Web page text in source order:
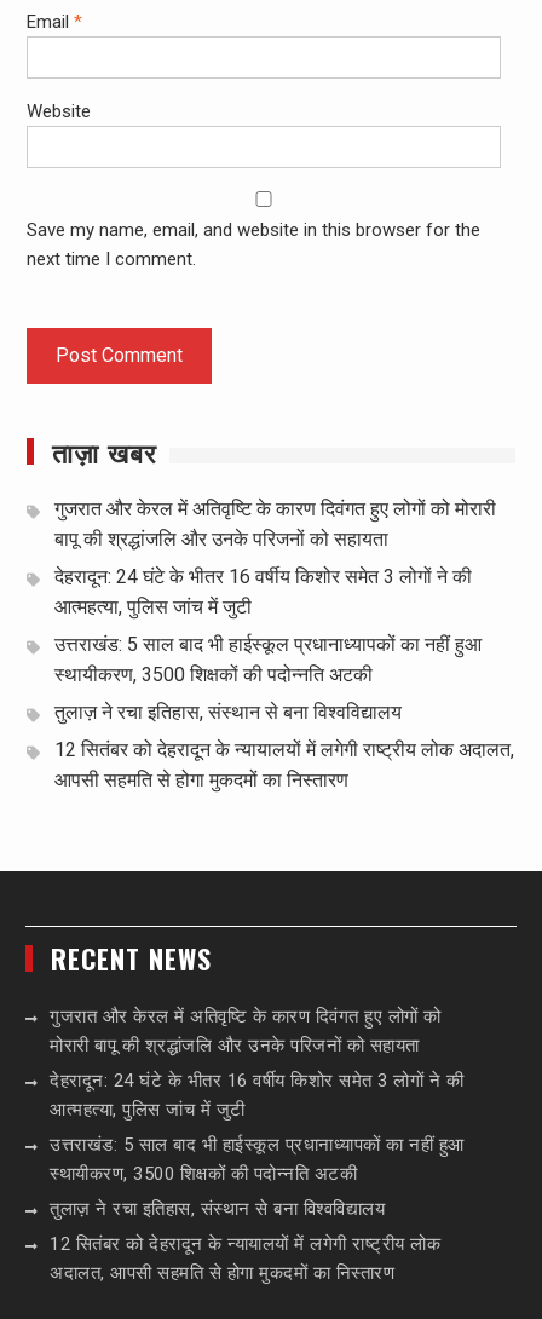
Email *
Website
Save my name, email, and website in this browser for the
next time I comment.
ताज़ा खबर
गुजरात और केरल में अतिवृष्टि के कारण दिवंगत हुए लोगों को मोरारी
बापू की श्रद्धांजलि और उनके परिजनों को सहायता
देहरादून: 24 घंटे के भीतर 16 वर्षीय किशोर समेत 3 लोगों ने की
आत्महत्या, पुलिस जांच में जुटी
उत्तराखंड: 5 साल बाद भी हाईस्कूल प्रधानाध्यापकों का नहीं हुआ
स्थायीकरण, 3500 शिक्षकों की पदोन्नति अटकी
तुलाज़ ने रचा इतिहास, संस्थान से बना विश्वविद्यालय
12 सितंबर को देहरादून के न्यायालयों में लगेगी राष्ट्रीय लोक अदालत,
आपसी सहमति से होगा मुकदमों का निस्तारण
RECENT NEWS
गुजरात और केरल में अतिवृष्टि के कारण दिवंगत हुए लोगों को
मोरारी बापू की श्रद्धांजलि और उनके परिजनों को सहायता
देहरादून: 24 घंटे के भीतर 16 वर्षीय किशोर समेत 3 लोगों ने की
आत्महत्या, पुलिस जांच में जुटी
उत्तराखंड: 5 साल बाद भी हाईस्कूल प्रधानाध्यापकों का नहीं हुआ
स्थायीकरण, 3500 शिक्षकों की पदोन्नति अटकी
तुलाज़ ने रचा इतिहास, संस्थान से बना विश्वविद्यालय
12 सितंबर को देहरादून के न्यायालयों में लगेगी राष्ट्रीय लोक
अदालत, आपसी सहमति से होगा मुकदमों का निस्तारण